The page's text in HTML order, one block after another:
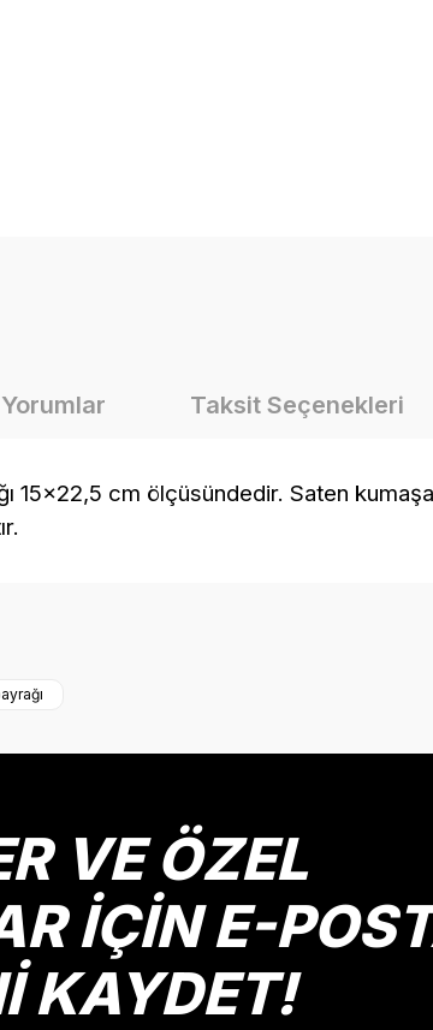
Yorumlar Taksit Seçenekleri
15x22,5 cm ölçüsündedir. Saten kumaşa
bulunuyor.
olmalı.
VE ÖZEL
İÇİN E-
KAYDET!